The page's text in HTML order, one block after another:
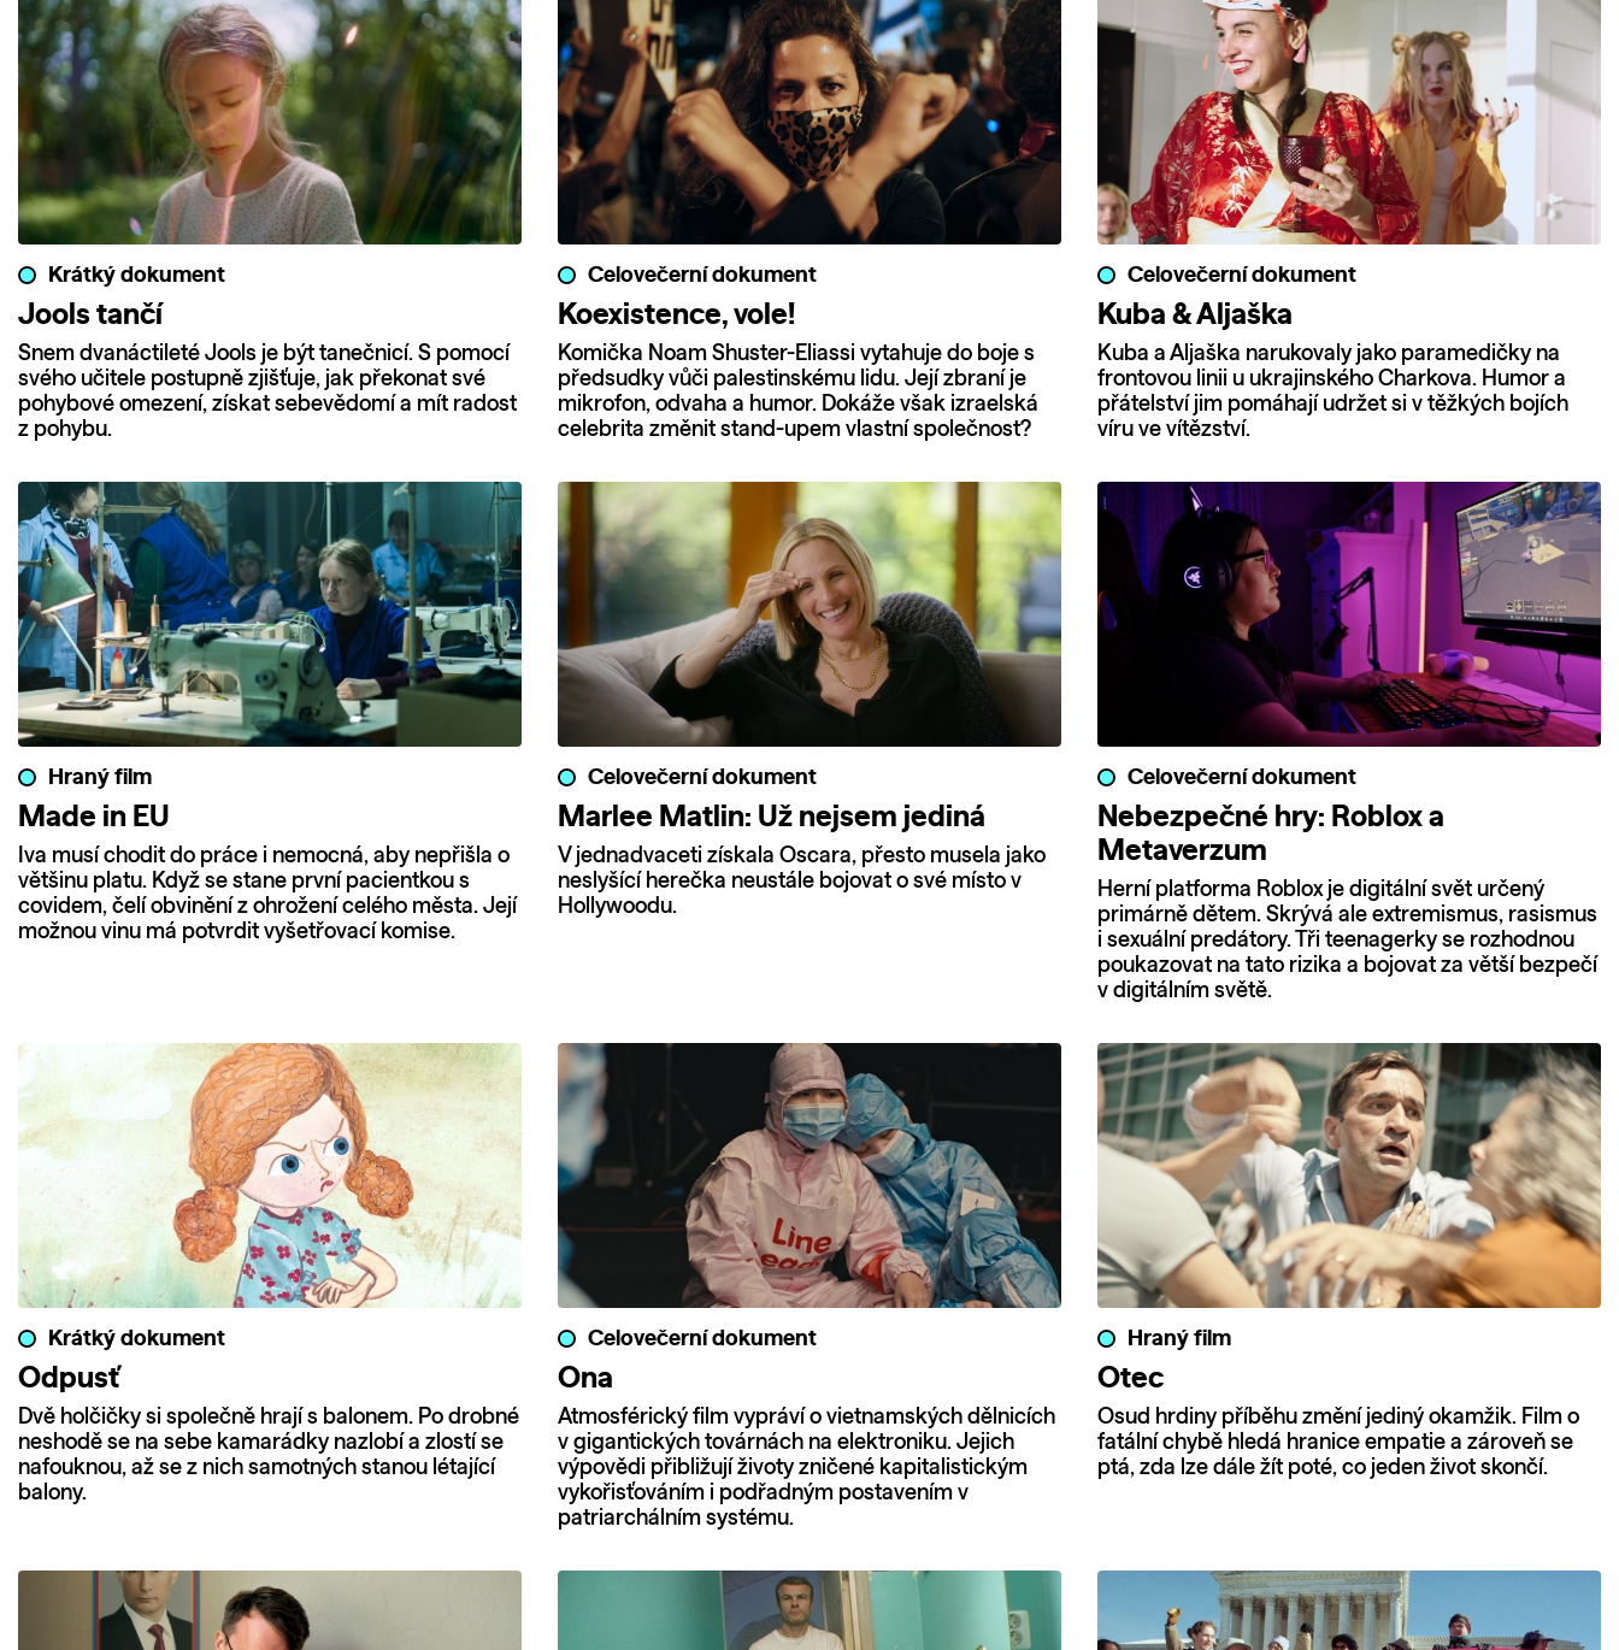
Krátký dokument
Jools tančí
Snem dvanáctileté Jools je být tanečnicí. S pomocí
svého učitele postupně zjišťuje, jak překonat své
pohybové omezení, získat sebevědomí a mít radost
z pohybu.
Celovečerní dokument
Koexistence, vole!
Komička Noam Shuster-Eliassi vytahuje do boje s
předsudky vůči palestinskému lidu. Její zbraní je
mikrofon, odvaha a humor. Dokáže však izraelská
celebrita změnit stand-upem vlastní společnost?
Celovečerní dokument
Kuba & Aljaška
Kuba a Aljaška narukovaly jako paramedičky na
frontovou linii u ukrajinského Charkova. Humor a
přátelství jim pomáhají udržet si v těžkých bojích
víru ve vítězství.
Hraný film
Made in EU
Iva musí chodit do práce i nemocná, aby nepřišla o
většinu platu. Když se stane první pacientkou s
covidem, čelí obvinění z ohrožení celého města. Její
možnou vinu má potvrdit vyšetřovací komise.
Celovečerní dokument
Marlee Matlin: Už nejsem jediná
V jednadvaceti získala Oscara, přesto musela jako
neslyšící herečka neustále bojovat o své místo v
Hollywoodu.
Celovečerní dokument
Nebezpečné hry: Roblox a
Metaverzum
Herní platforma Roblox je digitální svět určený
primárně dětem. Skrývá ale extremismus, rasismus
i sexuální predátory. Tři teenagerky se rozhodnou
poukazovat na tato rizika a bojovat za větší bezpečí
v digitálním světě.
Krátký dokument
Odpusť
Dvě holčičky si společně hrají s balonem. Po drobné
neshodě se na sebe kamarádky nazlobí a zlostí se
nafouknou, až se z nich samotných stanou létající
balony.
Celovečerní dokument
Ona
Atmosférický film vypráví o vietnamských dělnicích
v gigantických továrnách na elektroniku. Jejich
výpovědi přibližují životy zničené kapitalistickým
vykořisťováním i podřadným postavením v
patriarchálním systému.
Hraný film
Otec
Osud hrdiny příběhu změní jediný okamžik. Film o
fatální chybě hledá hranice empatie a zároveň se
ptá, zda lze dále žít poté, co jeden život skončí.